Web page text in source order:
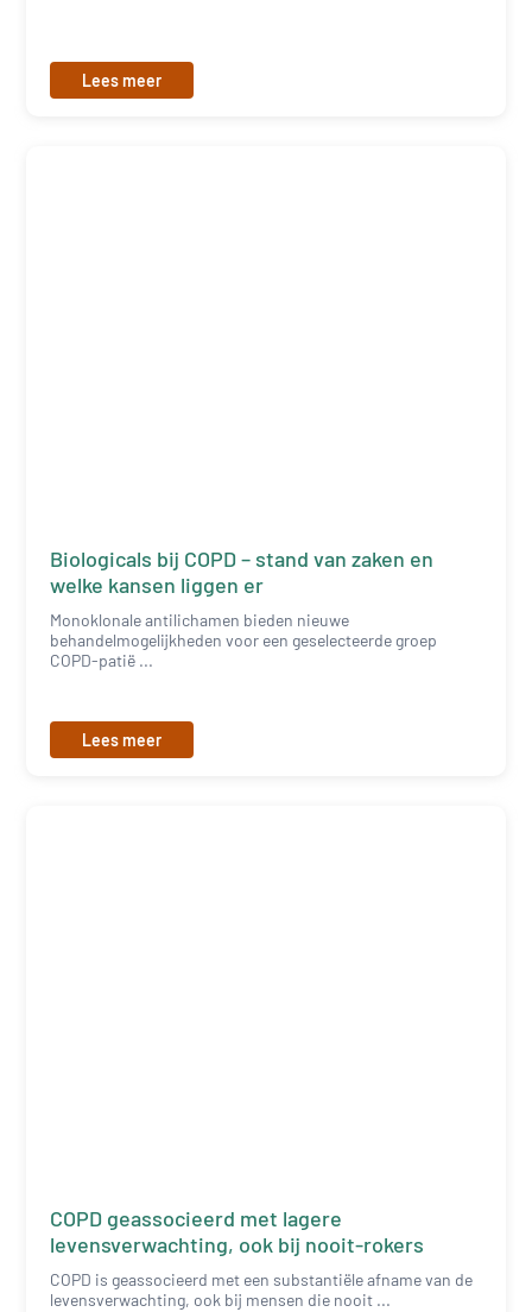
Lees meer
Biologicals bij COPD – stand van zaken en
welke kansen liggen er
Monoklonale antilichamen bieden nieuwe
behandelmogelijkheden voor een geselecteerde groep
COPD-patië ...
Lees meer
COPD geassocieerd met lagere
levensverwachting, ook bij nooit-rokers
COPD is geassocieerd met een substantiële afname van de
levensverwachting, ook bij mensen die nooit ...